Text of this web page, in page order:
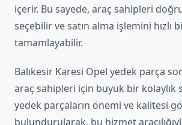
içerir. Bu sayede, araç sahipleri
seçebilir ve satın alma işlemini hızlı
tamamlayabilir.
Balıkesir Karesi Opel yedek parça
araç sahipleri için büyük bir kolaylık
yedek parçaların önemi ve kalitesi
bulundurularak, bu hizmet